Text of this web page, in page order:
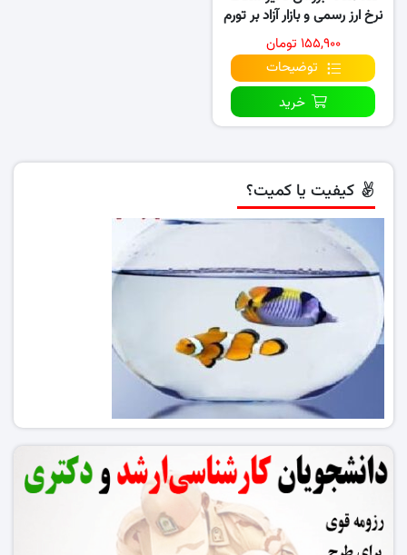
نرخ ارز رسمی و بازار آزاد بر تورم
اقتصاد ایران
۱۵۵,۹۰۰ تومان
توضیحات
خرید
کیفیت یا کمیت؟